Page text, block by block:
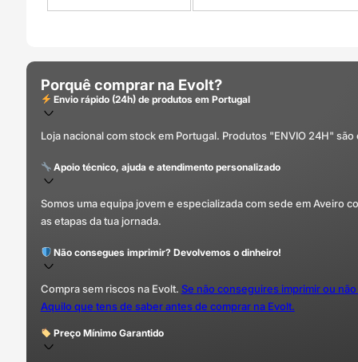
Porquê comprar na Evolt?
Envio rápido (24h) de produtos em Portugal
Loja nacional com stock em Portugal. Produtos "ENVIO 24H"
Apoio técnico, ajuda e atendimento personalizado
Somos uma equipa jovem e especializada com sede em Aveiro
as etapas da tua jornada.
Não consegues imprimir? Devolvemos o dinheiro!
Compra sem riscos na Evolt. Se não conseguires imprimir ou
Aquilo que tens de saber antes de comprar na Evolt.
Preço Mínimo Garantido